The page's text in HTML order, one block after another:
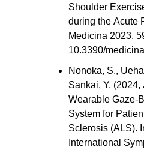
Shoulder
during the Acute
Medicina 2023,
10.3390/
Nonoka, S.,
Sankai, Y. (2024,
Wearable Gaze-
System for
Sclerosis (ALS).
International